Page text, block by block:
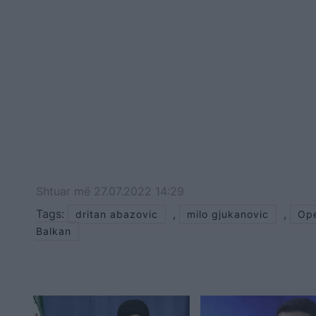
Shtuar më 27.07.2022 14:29
Tags:
dritan abazovic , milo gjukanovic ,
Balkan